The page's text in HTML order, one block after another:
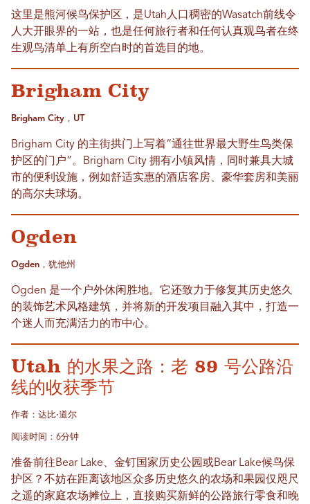
这里是熊河候鸟保护区，是Utah人口稠密的Wasatch前线令
人大开眼界的一站，也是任何旅行者和任何认真观鸟者在终
生观鸟清单上有所空白时的首选目的地。
Brigham City
Brigham City，UT
Brigham City 的主街拱门上写着“通往世界最大野生鸟类保
护区的门户”。Brigham City 拥有小镇风情，同时兼具大城
市的便利设施，例如舒适实惠的酒店客房、豪华套房和美丽
的高尔夫球场。
Ogden
Ogden，犹他州
Ogden 是一个户外休闲胜地。它还致力于修复其历史悠久
的装饰艺术风格建筑，并将新的开发项目融入其中，打造一
个迷人而充满活力的市中心。
Utah 的水果之路：老 89 号公路沿
线的收获季节
作者：达比·道尔
阅读时间：6分钟
准备前往Bear Lake、金钉国家历史公园或Bear Lake候鸟保
护区？不妨在距离该地区众多历史悠久的农场和果园仅咫尺
之遥的家庭农场摊位上，直接购买新鲜的公路旅行零食和晚